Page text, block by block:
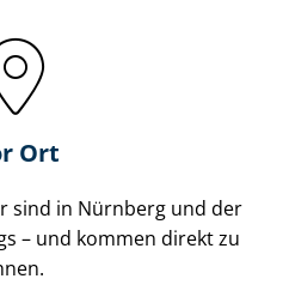
Ort
sind in Nürnberg und der
– und kommen direkt zu